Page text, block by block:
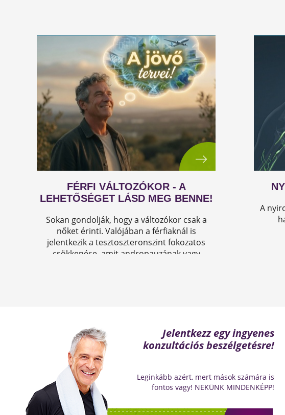
FÉRFI VÁLTOZÓKOR - A
LEHETŐSÉGET LÁSD MEG BENNE!
Sokan gondolják, hogy a változókor csak a
nőket érinti. Valójában a férfiaknál is
jelentkezik a tesztoszteronszint fokozatos
csökkenése, amit andropauzának vagy
A
Jelentkezz egy ingyenes
konzultációs beszélgetésre!
Leginkább azért, mert mások számára is
fontos vagy! NEKÜNK MINDENKÉPP!